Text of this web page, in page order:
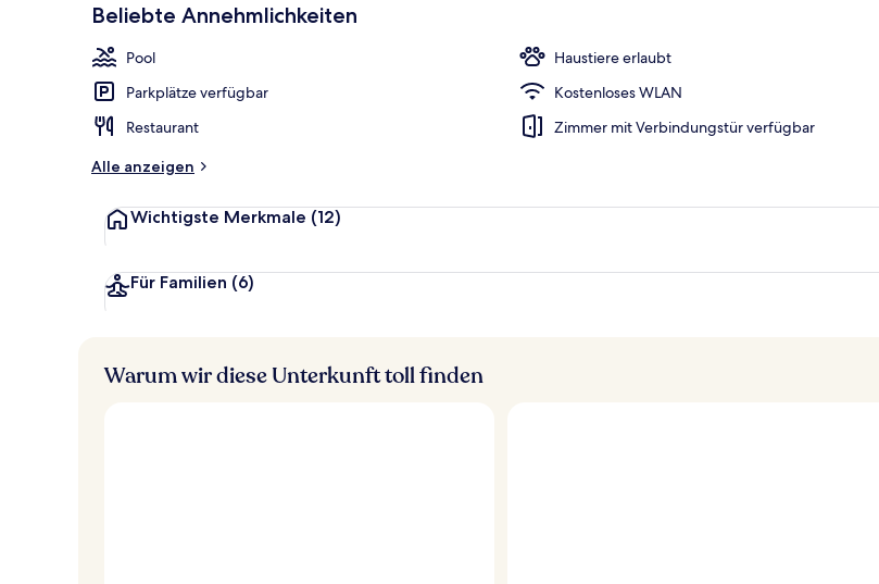
Beliebte Annehmlichkeiten
Pool
Haustiere erlaubt
Parkplätze verfügbar
Kostenloses WLAN
Restaurant
Zimmer mit Verbindungstür verfügbar
Alle anzeigen
Wichtigste Merkmale (12)
Für Familien (6)
Warum wir diese Unterkunft toll finden